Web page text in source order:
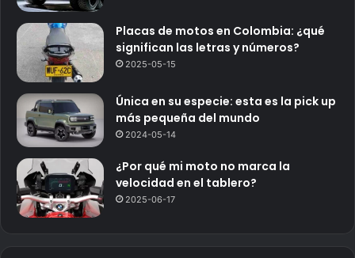
Placas de motos en Colombia: ¿qué
significan las letras y números?
2025-05-15
Única en su especie: esta es la pick up
más pequeña del mundo
2024-05-14
¿Por qué mi moto no marca la
velocidad en el tablero?
2025-06-17